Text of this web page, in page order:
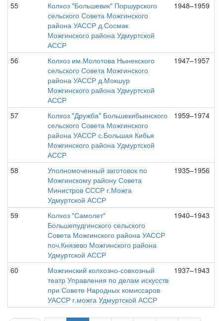
55
Колхоз "Большевик" Поршурского
сельского Совета Можгинского
района УАССР д.Сосмак
Можгинского района Удмуртской
АССР
1948–1959
56
Колхоз им.Молотова Нынекского
сельского Совета Можгинского
района УАССР д.Мокшур
Можгинского района Удмуртской
АССР
1947–1957
57
Колхоз "Дружба" Большекибьинского
сельского Совета Можгинского
района УАССР с.Большая Кибья
Можгинского района Удмуртской
АССР
1959–1974
58
Уполномоченный заготовок по
Можгинскому району Совета
Министров СССР г.Можга
Удмуртской АССР
1935–1956
59
Колхоз "Самолет"
Большепудгинского сельского
Совета Можгинского района УАССР
поч.Князево Можгинского района
Удмуртской АССР
1940–1943
60
Можгинский колхозно-совхозный
театр Управления по делам искусств
при Совете Народных комиссаров
УАССР г.можга Удмуртской АССР
1937–1943